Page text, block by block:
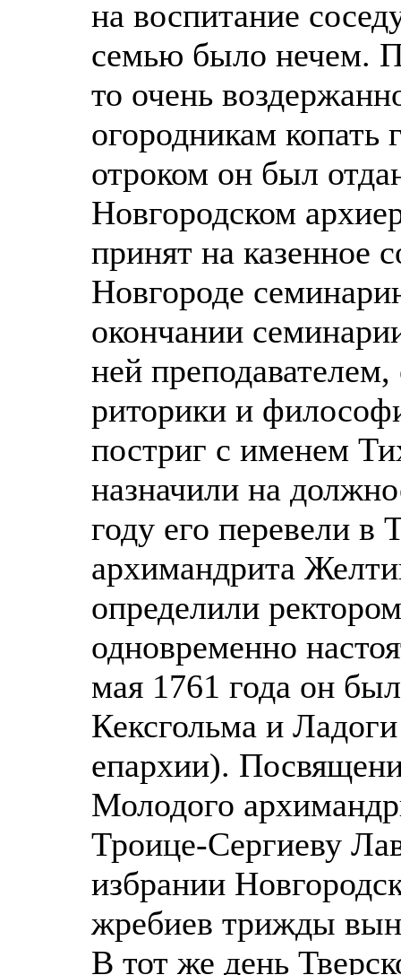
на воспитание
семью было нечем.
то очень
огородникам копать
отроком он был
Новгородском
принят на казенное
Новгороде
окончании
ней преподавателем,
риторики и
постриг с именем
назначили на
году его перевели в
архимандрита
определили
одновременно
мая 1761 года он
Кексгольма и
епархии).
Молодого
Троице-Сергиеву
избрании
жребиев трижды
В тот же день